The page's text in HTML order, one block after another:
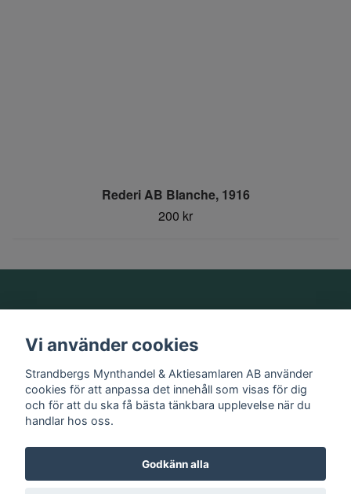
Rederi AB Blanche, 1916
200 kr
Information
Sociala medier
Vi använder cookies
Strandbergs Mynthandel & Aktiesamlaren AB använder
cookies för att anpassa det innehåll som visas för dig
och för att du ska få bästa tänkbara upplevelse när du
handlar hos oss.
Godkänn alla